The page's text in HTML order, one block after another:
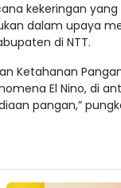
kekeringan yang
dalam upaya
di NTT.
Ketahanan
El Nino, di
pangan,”